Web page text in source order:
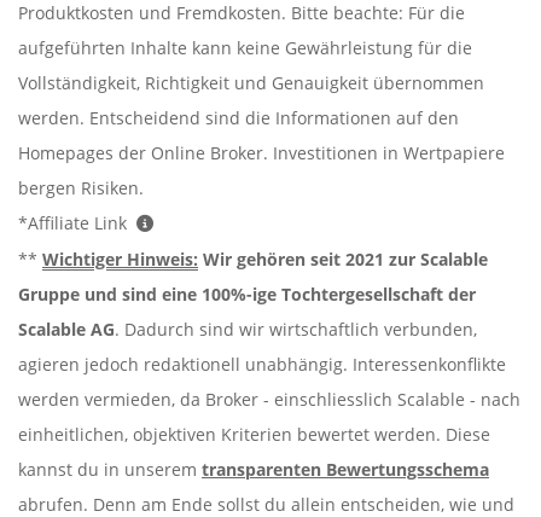
Produktkosten und Fremdkosten. Bitte beachte: Für die
aufgeführten Inhalte kann keine Gewährleistung für die
Vollständigkeit, Richtigkeit und Genauigkeit übernommen
werden. Entscheidend sind die Informationen auf den
Homepages der Online Broker. Investitionen in Wertpapiere
bergen Risiken.
*Affiliate Link
** Wichtiger Hinweis: Wir gehören seit 2021 zur Scalable
Gruppe und sind eine 100%-ige Tochtergesellschaft der
Scalable AG. Dadurch sind wir wirtschaftlich verbunden,
agieren jedoch redaktionell unabhängig. Interessenkonflikte
werden vermieden, da Broker - einschliesslich Scalable - nach
einheitlichen, objektiven Kriterien bewertet werden. Diese
kannst du in unserem transparenten Bewertungsschema
abrufen. Denn am Ende sollst du allein entscheiden, wie und